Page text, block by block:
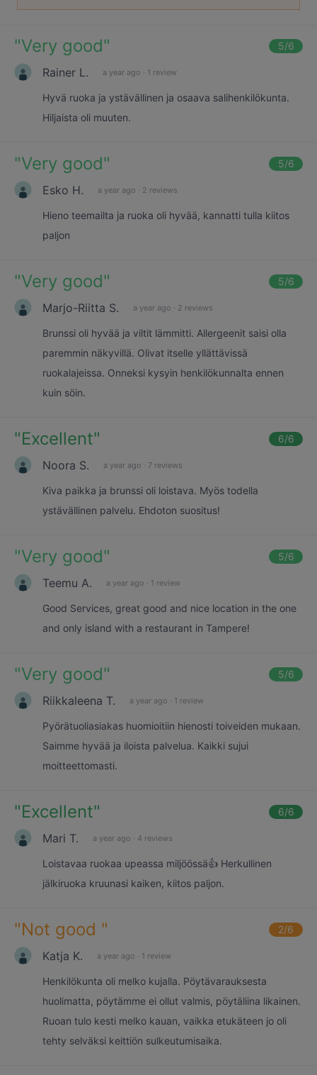
"Very good" 5/6
Rainer L. a year ago · 1 review
Hyvä ruoka ja ystävällinen ja osaava salihenkilökunta.
Hiljaista oli muuten.
"Very good" 5/6
Esko H. a year ago · 2 reviews
Hieno teemailta ja ruoka oli hyvää, kannatti tulla kiitos
paljon
"Very good" 5/6
Marjo-Riitta S. a year ago · 2 reviews
Brunssi oli hyvää ja viltit lämmitti. Allergeenit saisi olla
paremmin näkyvillä. Olivat itselle yllättävissä
ruokalajeissa. Onneksi kysyin henkilökunnalta ennen
kuin söin.
"Excellent" 6/6
Noora S. a year ago · 7 reviews
Kiva paikka ja brunssi oli loistava. Myös todella
ystävällinen palvelu. Ehdoton suositus!
"Very good" 5/6
Teemu A. a year ago · 1 review
Good Services, great good and nice location in the one
and only island with a restaurant in Tampere!
"Very good" 5/6
Riikkaleena T. a year ago · 1 review
Pyörätuoliasiakas huomioitiin hienosti toiveiden mukaan.
Saimme hyvää ja iloista palvelua. Kaikki sujui
moitteettomasti.
"Excellent" 6/6
Mari T. a year ago · 4 reviews
Loistavaa ruokaa upeassa miljöössä👍 Herkullinen
jälkiruoka kruunasi kaiken, kiitos paljon.
"Not good " 2/6
Katja K. a year ago · 1 review
Henkilökunta oli melko kujalla. Pöytävarauksesta
huolimatta, pöytämme ei ollut valmis, pöytäliina likainen.
Ruoan tulo kesti melko kauan, vaikka etukäteen jo oli
tehty selväksi keittiön sulkeutumisaika.